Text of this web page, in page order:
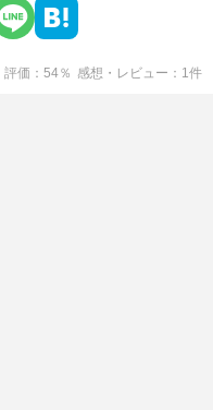
評価 54％ 感想・レビュー 1件